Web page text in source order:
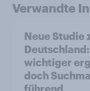
Verwandte
Neue Studie
wichtiger
doch